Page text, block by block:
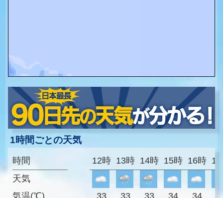
1時間ごとの天気
時間
天気
12時 13時 14時 15時 16時